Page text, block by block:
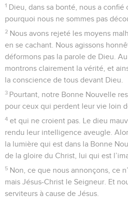
1 Dieu, dans sa bonté, nous a confié
pourquoi nous ne sommes pas
2 Nous avons rejeté les moyens
en se cachant. Nous agissons
déformons pas la parole de Dieu.
montrons clairement la vérité, et
la conscience de tous devant Dieu.
3 Pourtant, notre Bonne Nouvelle
pour ceux qui perdent leur vie loin
4 et qui ne croient pas. Le dieu
rendu leur intelligence aveugle.
la lumière qui est dans la Bonne
de la gloire du Christ, lui qui est
5 Non, ce que nous annonçons, ce
mais Jésus-Christ le Seigneur. Et
serviteurs à cause de Jésus.